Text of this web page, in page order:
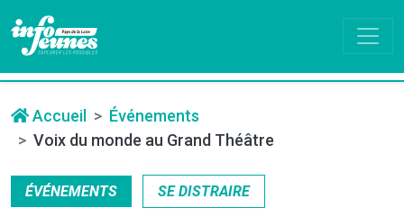
Accueil
Événements
Voix du monde au Grand Théâtre
ÉVÉNEMENTS SE DISTRAIRE